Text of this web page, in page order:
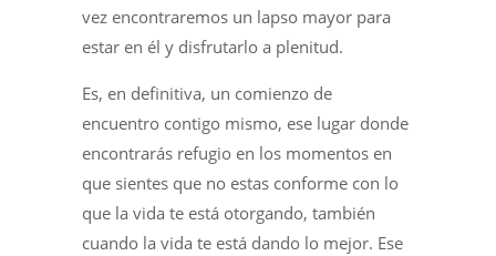
vez encontraremos un lapso mayor para
estar en él y disfrutarlo a plenitud.
Es, en definitiva, un comienzo de
encuentro contigo mismo, ese lugar donde
encontrarás refugio en los momentos en
que sientes que no estas conforme con lo
que la vida te está otorgando, también
cuando la vida te está dando lo mejor. Ese